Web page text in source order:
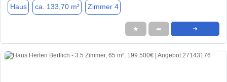
Haus ca. 133,70 m² Zimmer 4
★ ➦ ➜